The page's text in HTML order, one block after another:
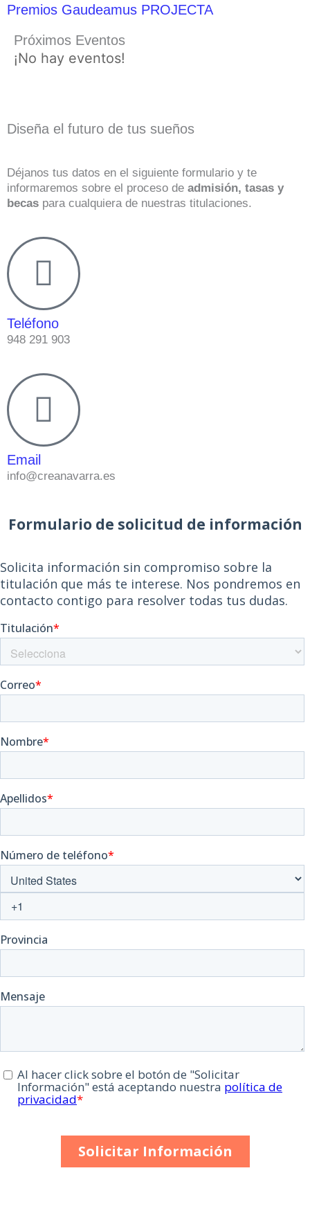
Premios Gaudeamus PROJECTA
Próximos Eventos
¡No hay eventos!
Diseña el futuro de tus sueños
Déjanos tus datos en el siguiente formulario y te
informaremos sobre el proceso de admisión, tasas y
becas para cualquiera de nuestras titulaciones.
Teléfono
948 291 903
Email
info@creanavarra.es